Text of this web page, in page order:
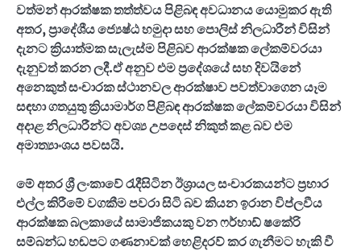
වත්මන් ආරක්ෂක තත්ත්වය පිළිබඳ අවධානය යොමුකර ඇති
අතර,ප්‍රාදේශීය ජ්‍යෙෂ්ඨ හමුදා සහ පොලිස් නිලධාරීන් විසින්
දැනට ක්‍රියාත්මක සැලැස්ම පිළිබව ආරක්ෂක ලේකම්වරයා
දැනුවත් කරන ලදී.ඒ අනුව එම ප්‍රදේශයේ සහ දිවයිනේ
අනෙකුත් සංචාරක ස්ථානවල ආරක්ෂාව පවත්වාගෙන යෑම
සඳහා ගතයුතු ක්‍රියාමාර්ග පිළිබඳ ආරක්ෂක ලේකම්වරයා විසින්
අදාළ නිලධාරීන්ට අවශ්‍ය උපදෙස් නිකුත් කළ බව එම
අමාත්‍යාංශය පවසයි.
මේ අතර ශ්‍රී ලංකාවේ රැදීසිටින ඊශ්‍රායල සංචාරකයන්ට ප්‍රහාර
එල්ල කිරීමේ වගකීම පවරා සිටි බව කියන ඉරාන විප්ලවීය
ආරක්ෂක බලකායේ සාමාජිකයකු වන ෆර්හාඩ් ෂකේරි
සම්බන්ධ හඬපට ගණනාවක් හෙළිදරව් කර ගැනීමට හැකි වී